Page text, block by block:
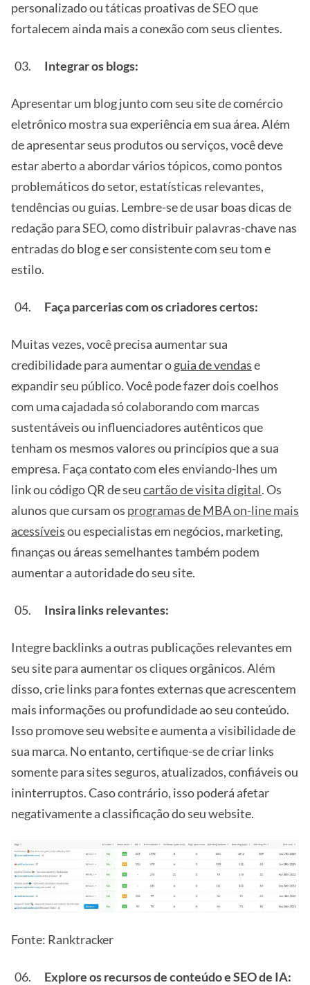
personalizado ou táticas proativas de SEO que
fortalecem ainda mais a conexão com seus clientes.
Integrar os blogs:
Apresentar um blog junto com seu site de comércio
eletrônico mostra sua experiência em sua área. Além
de apresentar seus produtos ou serviços, você deve
estar aberto a abordar vários tópicos, como pontos
problemáticos do setor, estatísticas relevantes,
tendências ou guias. Lembre-se de usar boas dicas de
redação para SEO, como distribuir palavras-chave nas
entradas do blog e ser consistente com seu tom e
estilo.
Faça parcerias com os criadores certos:
Muitas vezes, você precisa aumentar sua
credibilidade para aumentar oguia de vendase
expandir seu público. Você pode fazer dois coelhos
com uma cajadada só colaborando com marcas
sustentáveis ou influenciadores autênticos que
tenham os mesmos valores ou princípios que a sua
empresa. Faça contato com eles enviando-lhes um
link ou código QR de seucartão de visita digital. Os
alunos que cursam os programas de MBA on-line mais
acessíveisou especialistas em negócios, marketing,
finanças ou áreas semelhantes também podem
aumentar a autoridade do seu site.
Insira links relevantes:
Integre backlinks a outras publicações relevantes em
seu site para aumentar os cliques orgânicos. Além
disso, crie links para fontes externas que acrescentem
mais informações ou profundidade ao seu conteúdo.
Isso promove seu website e aumenta a visibilidade de
sua marca. No entanto, certifique-se de criar links
somente para sites seguros, atualizados, confiáveis ou
ininterruptos. Caso contrário, isso poderá afetar
negativamente a classificação do seu website.
Fonte: Ranktracker
Explore os recursos de conteúdo e SEO de IA: